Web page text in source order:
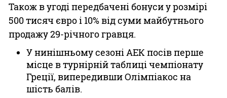
Також в угоді передбачені бонуси у розмірі
500 тисяч євро і 10% від суми майбутнього
продажу 29-річного гравця.
У нинішньому сезоні АЕК посів перше
місце в турнірній таблиці чемпіонату
Греції, випередивши Олімпіакос на
шість балів.